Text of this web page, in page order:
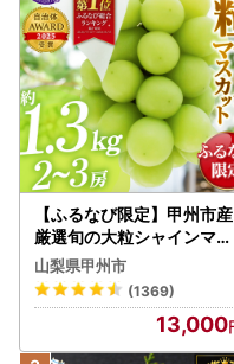
【ふるなび限定】甲州市産
厳選旬の大粒シャインマス
カット 約1.3kg 2～3房【2
026年発送】（MG）B12-
472 FN-Limited-VO シャ
インマスカット フルーツ
山梨県甲州市
(1369)
13,000